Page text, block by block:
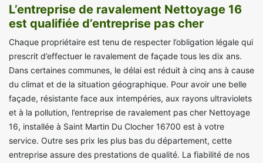
L’entreprise de ravalement Nettoyage 16
est qualifiée d’entreprise pas cher
Chaque propriétaire est tenu de respecter l’obligation légale qui
prescrit d’effectuer le ravalement de façade tous les dix ans.
Dans certaines communes, le délai est réduit à cinq ans à cause
du climat et de la situation géographique. Pour avoir une belle
façade, résistante face aux intempéries, aux rayons ultraviolets
et à la pollution, l’entreprise de ravalement pas cher Nettoyage
16, installée à Saint Martin Du Clocher 16700 est à votre
service. Outre ses prix les plus bas du département, cette
entreprise assure des prestations de qualité. La fiabilité de nos